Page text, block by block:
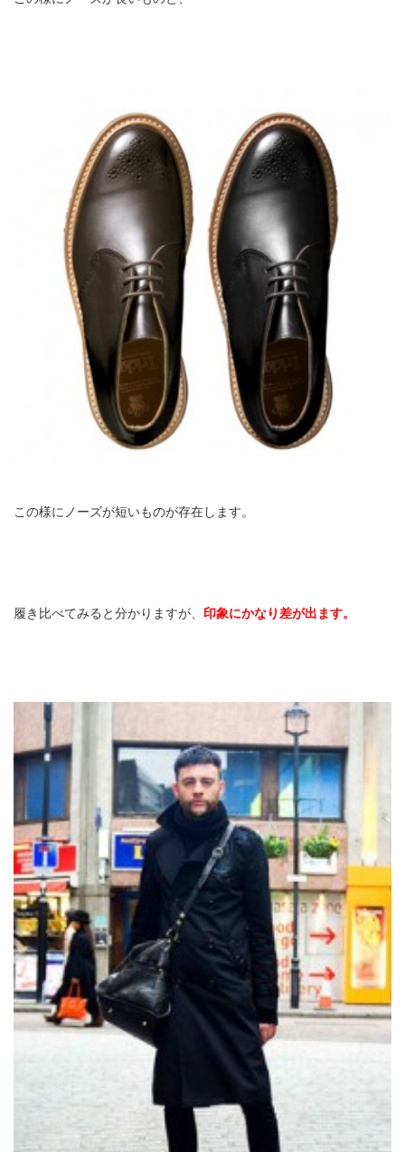
この様にノーズが短いものが存在します。
履き比べてみると分かりますが、 印象にかなり差が出ます。